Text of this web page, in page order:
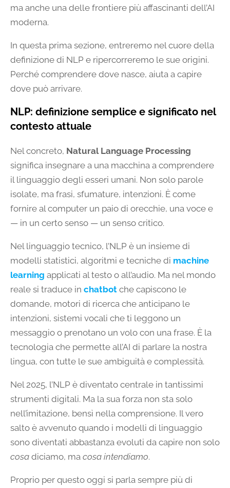
ma anche una delle frontiere più affascinanti dell’AI
moderna.
In questa prima sezione, entreremo nel cuore della
definizione di NLP e ripercorreremo le sue origini.
Perché comprendere dove nasce, aiuta a capire
dove può arrivare.
NLP: definizione semplice e significato nel
contesto attuale
Nel concreto, Natural Language Processing
significa insegnare a una macchina a comprendere
il linguaggio degli esseri umani. Non solo parole
isolate, ma frasi, sfumature, intenzioni. È come
fornire al computer un paio di orecchie, una voce e
— in un certo senso — un senso critico.
Nel linguaggio tecnico, l’NLP è un insieme di
modelli statistici, algoritmi e tecniche di machine
learning applicati al testo o all’audio. Ma nel mondo
reale si traduce in chatbot che capiscono le
domande, motori di ricerca che anticipano le
intenzioni, sistemi vocali che ti leggono un
messaggio o prenotano un volo con una frase. È la
tecnologia che permette all’AI di parlare la nostra
lingua, con tutte le sue ambiguità e complessità.
Nel 2025, l’NLP è diventato centrale in tantissimi
strumenti digitali. Ma la sua forza non sta solo
nell’imitazione, bensì nella comprensione. Il vero
salto è avvenuto quando i modelli di linguaggio
sono diventati abbastanza evoluti da capire non solo
cosa diciamo, ma cosa intendiamo.
Proprio per questo oggi si parla sempre più di